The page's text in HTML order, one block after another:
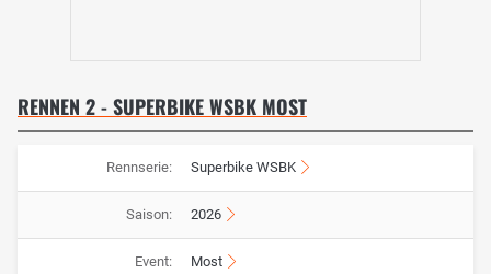
RENNEN 2 - SUPERBIKE WSBK MOST
Rennserie: Superbike WSBK
Saison: 2026
Event: Most